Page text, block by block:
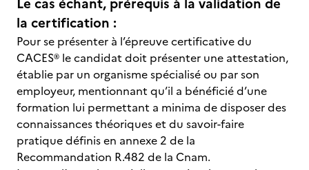
la certification :
Pour se présenter à l’épreuve certificative du
CACES® le candidat doit présenter une attestation,
établie par un organisme spécialisé ou par son
employeur, mentionnant qu’il a bénéficié d’une
formation lui permettant a minima de disposer des
connaissances théoriques et du savoir-faire
pratique définis en annexe 2 de la
Recommandation R.482 de la Cnam.